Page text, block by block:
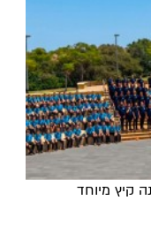
קיץ מיוחד